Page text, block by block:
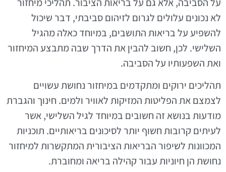
לא נכונים עלולים לגרום לזיהום סביבתי, דבר שיכול
להשפיע על בריאות התושבים, במיוחד כאלה מהגיל
השלישי. לכן, חשוב להבין את הדרך שבה מתבצע המיחזור
ואת השפעותיו על הסביבה.
תהליכים ירוקים ומתקדמים במיחזור נחושת עשויים
לצמצם את הפליטות המזיקות לאוויר ולמים. חינוך והגברת
מודעות בנושא זה חשובים במיוחד לגיל השלישי, אשר
לעיתים קרובות חשוף יותר לסיכונים בריאותיים. תוכניות
המכוונות לשיפור הבריאות הציבורית המתקשרות למיחזור
נחושת הן חיוניות עבור קהילה בריאה ומחוברת.